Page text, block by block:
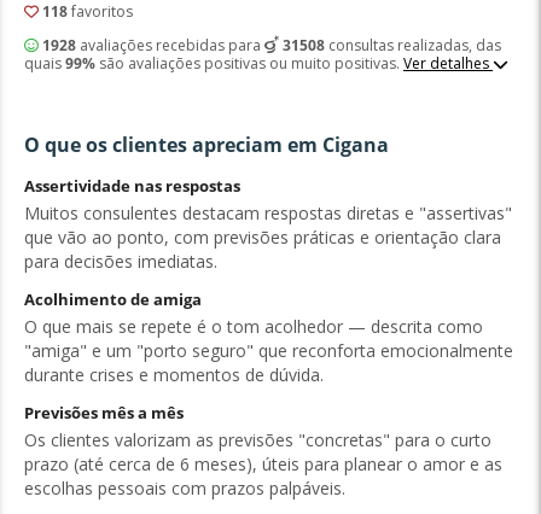
118favoritos
1928avaliações recebidas para 31508consultas realizadas, das
quais99%são avaliações positivas ou muito positivas. Ver detalhes
O que os clientes apreciam em Cigana
Assertividade nas respostas
Muitos consulentes destacam respostas diretas e "assertivas"
que vão ao ponto, com previsões práticas e orientação clara
para decisões imediatas.
Acolhimento de amiga
O que mais se repete é o tom acolhedor — descrita como
"amiga" e um "porto seguro" que reconforta emocionalmente
durante crises e momentos de dúvida.
Previsões mês a mês
Os clientes valorizam as previsões "concretas" para o curto
prazo (até cerca de 6 meses), úteis para planear o amor e as
escolhas pessoais com prazos palpáveis.